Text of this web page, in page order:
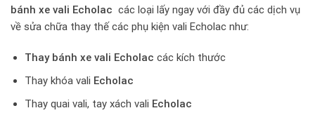
bánh xe vali Echolac các loại lấy ngay với đầy đủ các dịch vụ
về sửa chữa thay thế các phụ kiện vali Echolac như:
Thay bánh xe vali Echolac các kích thước
Thay khóa vali Echolac
Thay quai vali, tay xách vali Echolac